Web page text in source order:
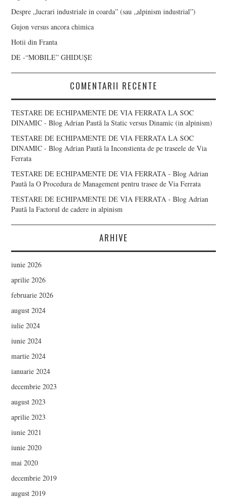
Despre „lucrari industriale in coarda” (sau „alpinism industrial”)
Gujon versus ancora chimica
Hotii din Franta
DE -“MOBILE” GHIDUȘE
COMENTARII RECENTE
TESTARE DE ECHIPAMENTE DE VIA FERRATA LA SOC
DINAMIC - Blog Adrian Paută laStatic versus Dinamic (in alpinism)
TESTARE DE ECHIPAMENTE DE VIA FERRATA LA SOC
DINAMIC - Blog Adrian Paută laInconstienta de pe traseele de Via
Ferrata
TESTARE DE ECHIPAMENTE DE VIA FERRATA - Blog Adrian
Paută laO Procedura de Management pentru trasee de Via Ferrata
TESTARE DE ECHIPAMENTE DE VIA FERRATA - Blog Adrian
Paută laFactorul de cadere in alpinism
ARHIVE
iunie 2026
aprilie 2026
februarie 2026
august 2024
iulie 2024
iunie 2024
martie 2024
ianuarie 2024
decembrie 2023
august 2023
aprilie 2023
iunie 2021
iunie 2020
mai 2020
decembrie 2019
august 2019